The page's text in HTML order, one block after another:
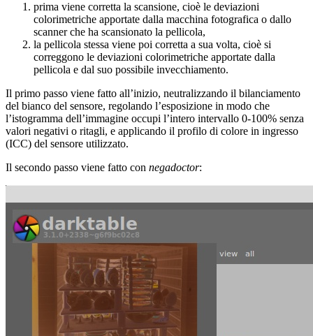
prima viene corretta la scansione, cioè le deviazioni
colorimetriche apportate dalla macchina fotografica o dallo
scanner che ha scansionato la pellicola,
la pellicola stessa viene poi corretta a sua volta, cioè si
correggono le deviazioni colorimetriche apportate dalla
pellicola e dal suo possibile invecchiamento.
Il primo passo viene fatto all’inizio, neutralizzando il bilanciamento
del bianco del sensore, regolando l’esposizione in modo che
l’istogramma dell’immagine occupi l’intero intervallo 0-100% senza
valori negativi o ritagli, e applicando il profilo di colore in ingresso
(ICC) del sensore utilizzato.
Il secondo passo viene fatto con negadoctor: